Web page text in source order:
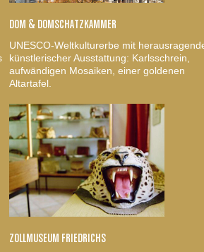
DOM & DOMSCHATZKAMMER
UNESCO-Weltkulturerbe mit
künstlerischer Ausstattung: Karlsschrein,
aufwändigen Mosaiken, einer goldenen
Altartafel.
ZOLLMUSEUM FRIEDRICHS